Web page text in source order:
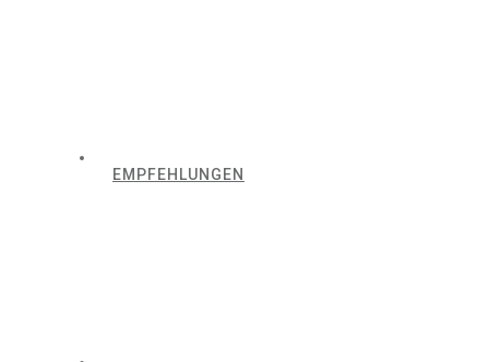
EMPFEHLUNGEN